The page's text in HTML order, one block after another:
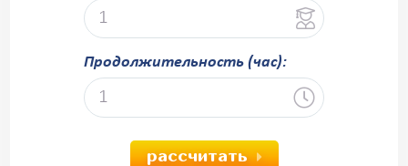
Продолжительность (час):
рассчитать